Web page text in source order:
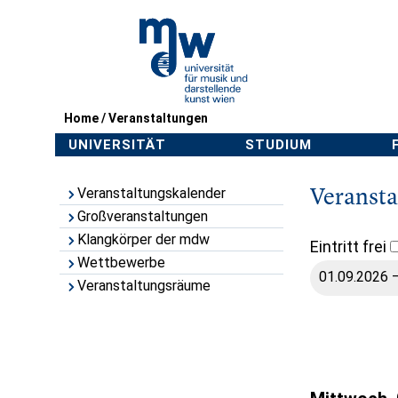
Home/Veranstaltungen
UNIVERSITÄT STUDIUM
Veranstaltungskalender
Großveranstaltungen
Klangkörper der mdw
Wettbewerbe
Veranstaltungsräume
Eintritt frei